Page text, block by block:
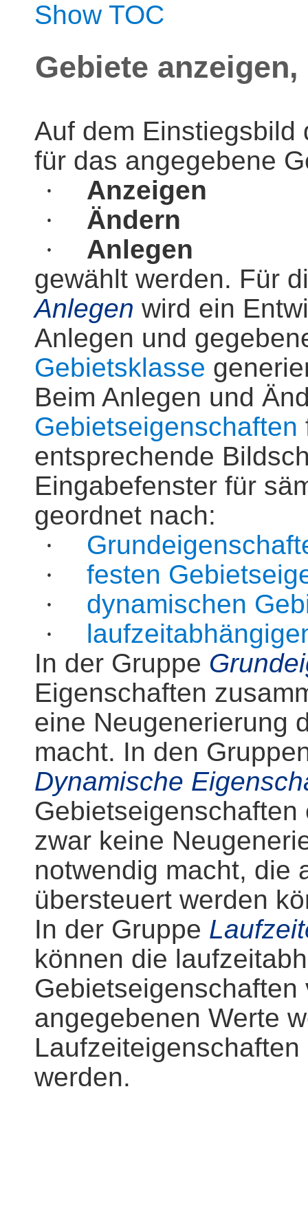
Show TOC
Gebiete
Auf dem Einstiegsbild
für das angegebene
·
Anzeigen
·
Ändern
·
Anlegen
gewählt werden. Für
Anlegen wird ein
Anlegen und
Gebietsklasse
Beim Anlegen und
Gebietseigenschaften
entsprechende
Eingabefenster für
geordnet nach:
·
·
festen
·
dynamischen
·
In der Gruppe
Eigenschaften
eine Neugenerierung
macht. In den
Dynamische
zwar keine
notwendig macht, die
übersteuert werden
In der Gruppe
können die
angegebenen Werte
werden.